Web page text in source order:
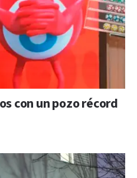
con un pozo récord